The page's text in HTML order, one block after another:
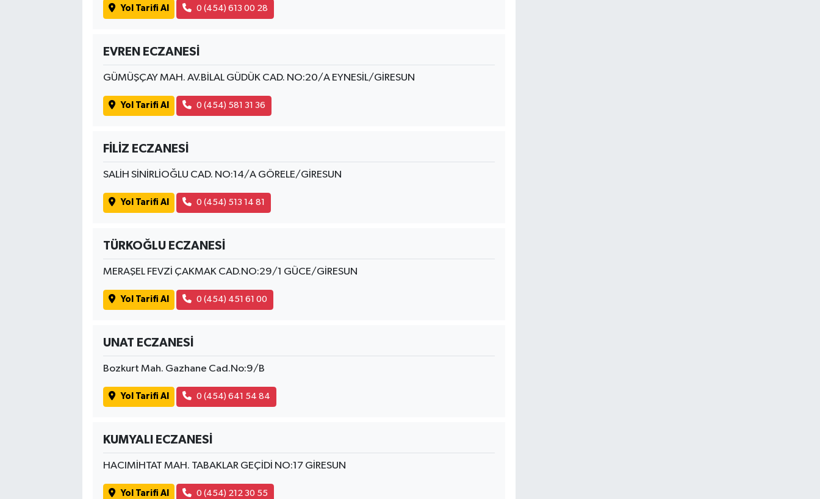
Yol Tarifi Al 0 (454) 613 00 28
EVREN ECZANESİ
GÜMÜŞÇAY MAH. AV.BİLAL GÜDÜK CAD. NO:20/A EYNESİL/GİRESUN
Yol Tarifi Al 0 (454) 581 31 36
FİLİZ ECZANESİ
SALİH SİNİRLİOĞLU CAD. NO:14/A GÖRELE/GİRESUN
Yol Tarifi Al 0 (454) 513 14 81
TÜRKOĞLU ECZANESİ
MERAŞEL FEVZİ ÇAKMAK CAD.NO:29/1 GÜCE/GİRESUN
Yol Tarifi Al 0 (454) 451 61 00
UNAT ECZANESİ
Bozkurt Mah. Gazhane Cad.No:9/B
Yol Tarifi Al 0 (454) 641 54 84
KUMYALI ECZANESİ
HACIMİHTAT MAH. TABAKLAR GEÇİDİ NO:17 GİRESUN
Yol Tarifi Al 0 (454) 212 30 55